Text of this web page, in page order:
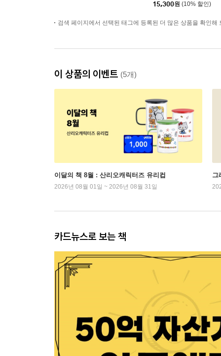
15,300원 (10% 할인)
검색 페이지에서 선택된 태그에 등록된 더 많은 상품을 확인해
이 상품의 이벤트 (5개)
이달의 책 8월 : 산리오캐릭터즈 유리컵
2026년 08월 01일 ~ 2026년 08월 31일
그
카드뉴스로 보는 책